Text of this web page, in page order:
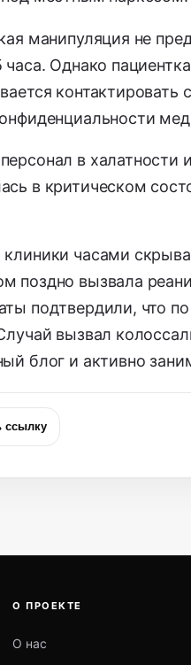
манипуляция не
Однако
контактировать
в халатности
в критическом
часами
поздно вызвала
подтвердили, что
вызвал
блог и активно
ссылку
О ПРОЕКТЕ
О нас